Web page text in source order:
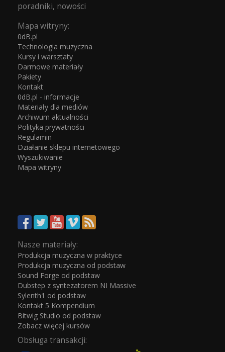
poradniki, nowości
Mapa witryny:
0dB.pl
Technologia muzyczna
Kursy i warsztaty
Darmowe materiały
Pakiety
Kontakt
0dB.pl - informacje
Materiały dla mediów
Archiwum aktualności
Polityka prywatności
Regulamin
Działanie sklepu internetowego
Wyszukiwanie
Mapa witryny
Nasze materiały:
Produkcja muzyczna w praktyce
Produkcja muzyczna od podstaw
Sound Forge od podstaw
Dubstep z syntezatorem NI Massive
Sylenth1 od podstaw
Kontakt 5 Kompendium
Bitwig Studio od podstaw
Zobacz więcej kursów
Obsługa transakcji: